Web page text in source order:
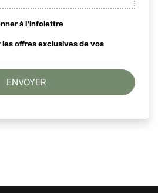
à l'infolettre
offres exclusives de vos
ENVOYER